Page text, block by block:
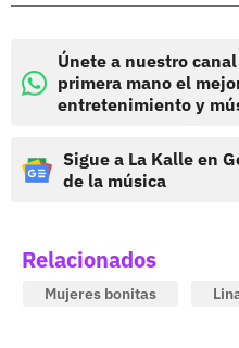
Únete a nuestro
primera mano el
entretenimiento y
Sigue a La Kalle en
de la música
Relacionados
Mujeres bonitas